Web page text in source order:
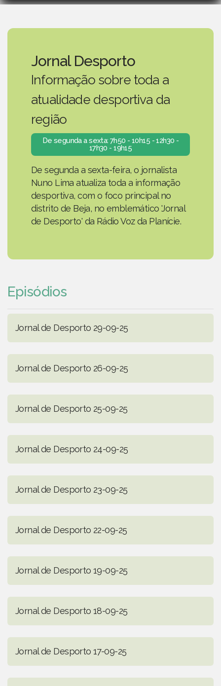
Jornal Desporto
Informação sobre toda a
atualidade desportiva da
região
De segunda a sexta: 7h50 - 10h15 - 12h30 -
17h30 - 19h15
De segunda a sexta-feira, o jornalista
Nuno Lima atualiza toda a informação
desportiva, com o foco principal no
distrito de Beja, no emblemático 'Jornal
de Desporto' da Rádio Voz da Planície.
Episódios
Jornal de Desporto 29-09-25
Jornal de Desporto 26-09-25
Jornal de Desporto 25-09-25
Jornal de Desporto 24-09-25
Jornal de Desporto 23-09-25
Jornal de Desporto 22-09-25
Jornal de Desporto 19-09-25
Jornal de Desporto 18-09-25
Jornal de Desporto 17-09-25